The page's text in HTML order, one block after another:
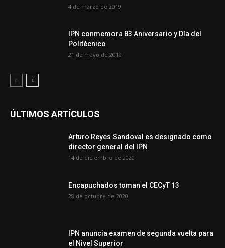
4 de marzo de 2019
IPN conmemora 83 Aniversario y Día del
Politécnico
21 de mayo de 2019
ÚLTIMOS ARTÍCULOS
Arturo Reyes Sandoval es designado como
director general del IPN
14 de diciembre de 2020
Encapuchados toman el CECyT 13
28 de octubre de 2020
IPN anuncia examen de segunda vuelta para
el Nivel Superior